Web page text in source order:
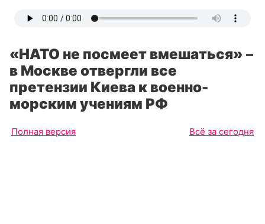
«НАТО не посмеет вмешаться» –
в Москве отвергли все
претензии Киева к военно-
морским учениям РФ
Полная версия Всё за сегодня